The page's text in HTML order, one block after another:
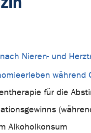
Nieren- und
für die
Alkoholkonsum